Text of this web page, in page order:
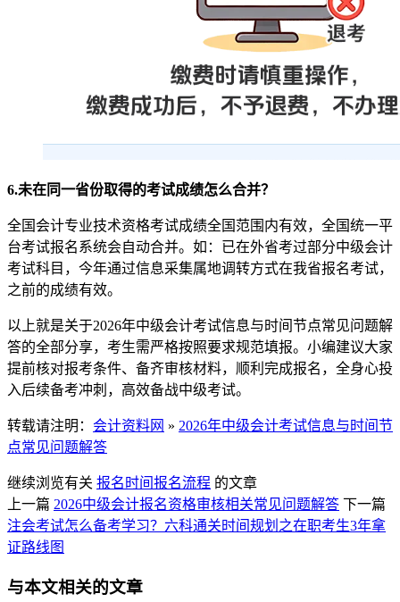
6.未在同一省份取得的考试成绩怎么合并？
全国会计专业技术资格考试成绩全国范围内有效，全国统一平
台考试报名系统会自动合并。如：已在外省考过部分中级会计
考试科目，今年通过信息采集属地调转方式在我省报名考试，
之前的成绩有效。
以上就是关于2026年中级会计考试信息与时间节点常见问题解
答的全部分享，考生需严格按照要求规范填报。小编建议大家
提前核对报考条件、备齐审核材料，顺利完成报名，全身心投
入后续备考冲刺，高效备战中级考试。
转载请注明： 会计资料网 » 2026年中级会计考试信息与时间节
点常见问题解答
继续浏览有关 报名时间报名流程 的文章
上一篇 2026中级会计报名资格审核相关常见问题解答 下一篇
注会考试怎么备考学习？六科通关时间规划之在职考生3年拿
证路线图
与本文相关的文章